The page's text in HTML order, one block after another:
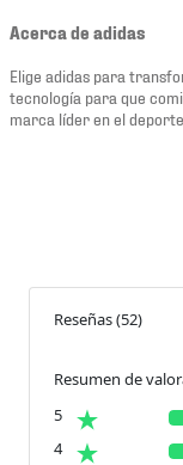
Acerca de adidas
Elige adidas para
tecnología para que
marca líder en el
Reseñas(52)
Resumen de
5
4